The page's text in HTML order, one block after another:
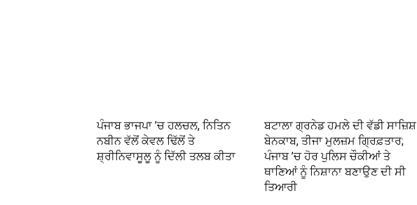
ਪੰਜਾਬ ਭਾਜਪਾ ’ਚ ਹਲਚਲ, ਨਿਤਿਨ
ਨਬੀਨ ਵੱਲੋਂ ਕੇਵਲ ਢਿੱਲੋਂ ਤੇ
ਸ਼੍ਰੀਨਿਵਾਸੂਲੂ ਨੂੰ ਦਿੱਲੀ ਤਲਬ ਕੀਤਾ
ਬਟਾਲਾ ਗ੍ਰਨੇਡ ਹਮਲੇ ਦੀ ਵੱਡੀ ਸਾਜ਼ਿਸ਼
ਬੇਨਕਾਬ, ਤੀਜਾ ਮੁਲਜ਼ਮ ਗ੍ਰਿਫ਼ਤਾਰ;
ਪੰਜਾਬ ’ਚ ਹੋਰ ਪੁਲਿਸ ਚੌਕੀਆਂ ਤੇ
ਥਾਣਿਆਂ ਨੂੰ ਨਿਸ਼ਾਨਾ ਬਣਾਉਣ ਦੀ ਸੀ
ਤਿਆਰੀ